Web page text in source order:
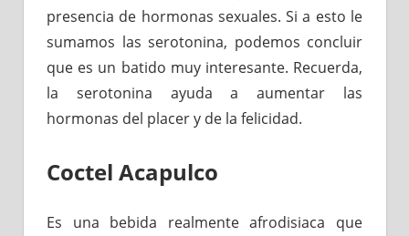
presencia de hormonas sexuales. Si a esto le
sumamos las serotonina, podemos concluir
que es un batido muy interesante. Recuerda,
la serotonina ayuda a aumentar las
hormonas del placer y de la felicidad.
Coctel Acapulco
Es una bebida realmente afrodisiaca que